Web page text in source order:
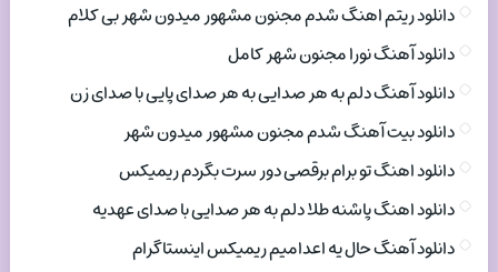
دانلود ریتم اهنگ شدم مجنون مشهور میدون شهر بی کلام
دانلود آهنگ نورا مجنون شهر کامل
دانلود آهنگ دلم به هر صدایی به هر صدای پایی با صدای زن
دانلود بیت آهنگ شدم مجنون مشهور میدون شهر
دانلود اهنگ تو برام برقصی دور سرت بگردم ریمیکس
دانلود اهنگ پاشنه طلا دلم به هر صدایی با صدای عهدیه
دانلود آهنگ حال یه اعدامیم ریمیکس اینستاگرام